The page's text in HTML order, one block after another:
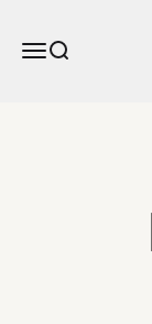
MenüSuche